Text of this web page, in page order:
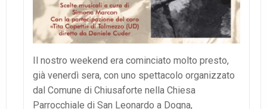
Il nostro weekend era cominciato molto presto,
già venerdì sera, con uno spettacolo organizzato
dal Comune di Chiusaforte nella Chiesa
Parrocchiale di San Leonardo a Dogna,